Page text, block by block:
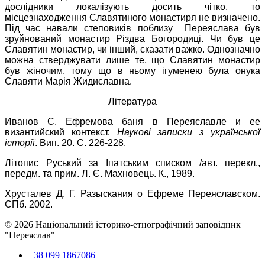
дослідники локалізують досить чітко, то
місцезнаходження Славятиного монастиря не визначено.
Під час навали степовиків поблизу Переяслава був
зруйнований монастир Різдва Богородиці. Чи був це
Славятин монастир, чи інший, сказати важко. Однозначно
можна стверджувати лише те, що Славятин монастир
був жіночим, тому що в ньому ігуменею була онука
Славяти Марія Жидиславна.
Література
Иванов С. Ефремова баня в Переяславле и ее
византийский контекст. Наукові записки з української
історії. Вип. 20. С. 226-228.
Літопис Руський за Іпатським списком /авт. перекл.,
передм. та прим. Л. Є. Махновець. К., 1989.
Хрусталев Д. Г. Разыскания о Ефреме Переяславском.
СПб. 2002.
© 2026 Національний історико-етнографічний заповідник
"Переяслав"
+38 099 1867086